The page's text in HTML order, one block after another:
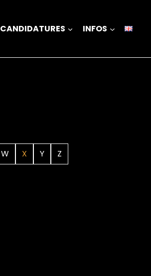
CANDIDATURES INFOS
W X Y Z